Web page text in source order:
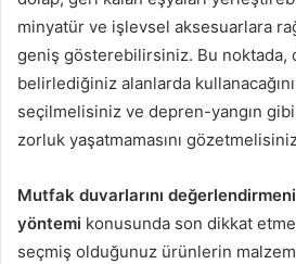
minyatür ve işlevsel aksesuarlara
geniş gösterebilirsiniz. Bu noktada,
belirlediğiniz alanlarda
seçilmelisiniz ve depren-yangın
zorluk yaşatmamasını
Mutfak duvarlarını
yöntemi konusunda son dikkat
seçmiş olduğunuz ürünlerin